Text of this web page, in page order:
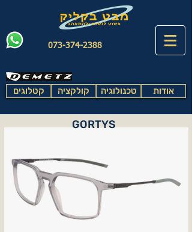
073-374-2388
קטלוגים קולקציה טכנולוגיה אודות
GORTYS